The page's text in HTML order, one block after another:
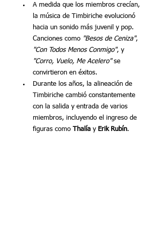
A medida que los miembros crecían,
la música de Timbiriche evolucionó
hacia un sonido más juvenil y pop.
Canciones como "Besos de Ceniza",
"Con Todos Menos Conmigo", y
"Corro, Vuelo, Me Acelero" se
convirtieron en éxitos.
Durante los años, la alineación de
Timbiriche cambió constantemente
con la salida y entrada de varios
miembros, incluyendo el ingreso de
figuras como
Thalía y Erik Rubín.